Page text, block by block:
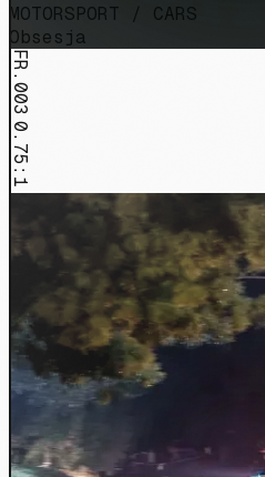
MOTORSPORT / CARS
Obsesja
FR.003
0.75:1